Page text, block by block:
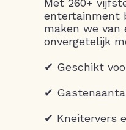
Met 260+
entertainment
maken we van
onvergetelijk
✔ Geschikt
✔
✔ Kneitervers